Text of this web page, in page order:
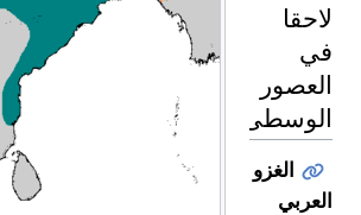
لاحقا
في
العصور
الوسطى
الغزو
العربي